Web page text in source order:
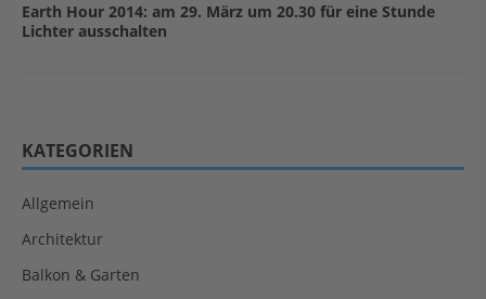
Earth Hour 2014: am 29. März um 20.30 für eine Stunde
Lichter ausschalten
KATEGORIEN
Allgemein
Architektur
Balkon & Garten